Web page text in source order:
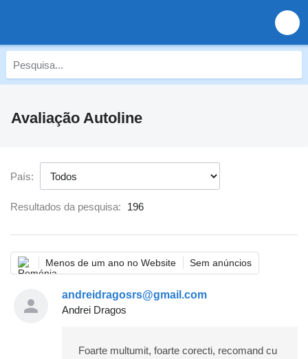
Avaliação Autoline
País:
Resultados da pesquisa: 196
Menos de um ano no Website Sem anúncios
andreidragosrs@gmail.com
Andrei Dragos
Foarte multumit, foarte corecti, recomand cu